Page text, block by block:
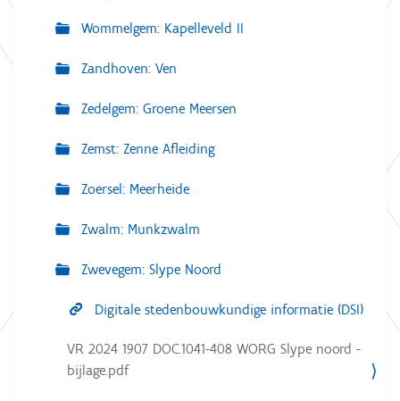
Wommelgem: Kapelleveld II
Zandhoven: Ven
Zedelgem: Groene Meersen
Zemst: Zenne Afleiding
Zoersel: Meerheide
Zwalm: Munkzwalm
Zwevegem: Slype Noord
Digitale stedenbouwkundige informatie (DSI)
VR 2024 1907 DOC.1041-408 WORG Slype noord -
bijlage.pdf